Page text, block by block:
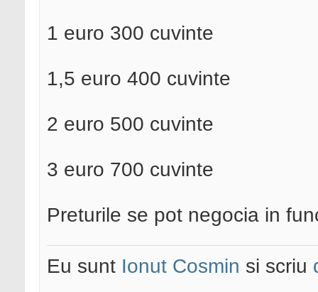
1 euro 300 cuvinte
1,5 euro 400 cuvinte
2 euro 500 cuvinte
3 euro 700 cuvinte
Preturile se pot negocia in
Eu sunt Ionut Cosmin si scriu